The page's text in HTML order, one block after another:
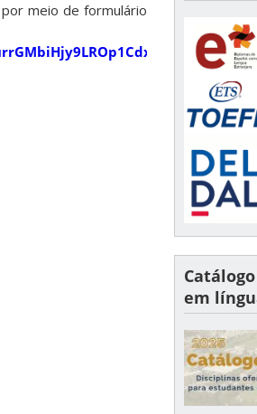
meio de formulário
viewform
em